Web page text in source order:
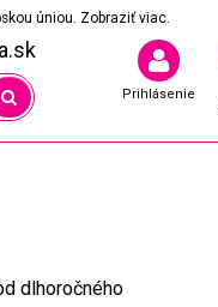
úniou. Zobraziť viac.
Prihlásenie
dlhoročného